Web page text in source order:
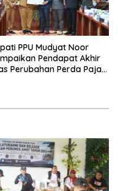
PPU Mudyat Noor
Pendapat Akhir
Perubahan Perda Pajak